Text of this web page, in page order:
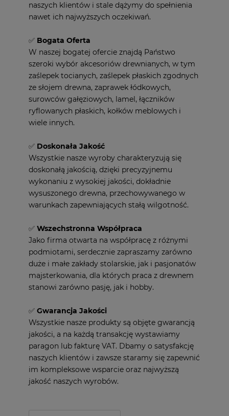
naszych klientów i stale dążymy do spełnienia
nawet ich najwyższych oczekiwań.
✅ Bogata Oferta
W naszej bogatej ofercie znajdą Państwo
szeroki wybór akcesoriów drewnianych, w tym
zaślepek tocianych, zaślepek płaskich zgodnych
ze słojem drewna, zaprawek łódkowych,
surowców gałęziowych, lamel, łączników
ryflowanych płaskich, kołków meblowych i
wiele innych.
✅ Doskonała Jakość
Wszystkie nasze wyroby charakteryzują się
doskonałą jakością, dzięki precyzyjnemu
wykonaniu z wysokiej jakości, dokładnie
wysuszonego drewna, przechowywanego w
warunkach zapewniających stałą wilgotność.
✅ Wszechstronna Współpraca
Jako firma otwarta na współpracę z różnymi
podmiotami, serdecznie zapraszamy zarówno
duże i małe zakłady stolarskie, jak i pasjonatów
majsterkowania, dla których praca z drewnem
stanowi zarówno pasję, jak i hobby.
✅ Gwarancja Jakości
Wszystkie nasze produkty są objęte gwarancją
jakości, a na każdą transakcję wystawiamy
paragon lub fakturę VAT. Dbamy o satysfakcję
naszych klientów i zawsze staramy się zapewnić
im kompleksowe wsparcie oraz najwyższą
jakość naszych wyrobów.